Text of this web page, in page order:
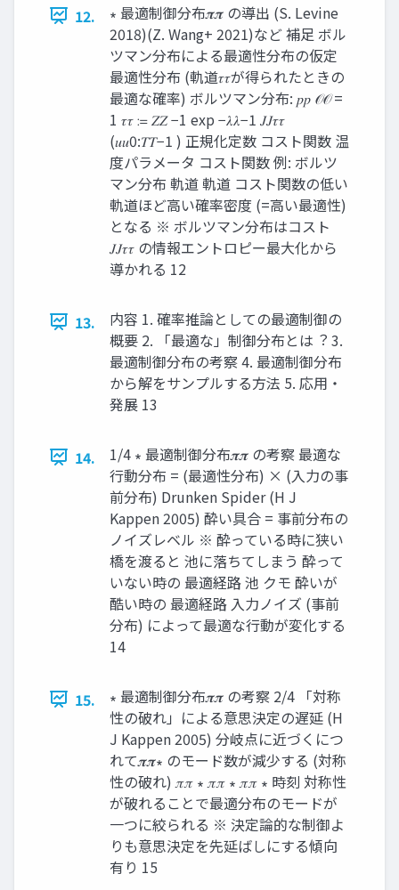
12.
∗ 最適制御分布𝝅𝝅 の導出 (S. Levine
2018)(Z. Wang+ 2021)など 補足 ボル
ツマン分布による最適性分布の仮定
最適性分布 (軌道𝜏𝜏が得られたときの
最適な確率) ボルツマン分布: 𝑝𝑝 𝒪𝒪 =
1 𝜏𝜏 ≔ 𝑍𝑍 −1 exp −𝜆𝜆−1 𝐽𝐽𝜏𝜏
(𝑢𝑢0:𝑇𝑇−1 ) 正規化定数 コスト関数 温
度パラメータ コスト関数 例: ボルツ
マン分布 軌道 軌道 コスト関数の低い
軌道ほど高い確率密度 (=高い最適性)
となる ※ ボルツマン分布はコスト
𝐽𝐽𝜏𝜏 の情報エントロピー最大化から
導かれる 12
13.
内容 1. 確率推論としての最適制御の
概要 2. 「最適な」制御分布とは︖ 3.
最適制御分布の考察 4. 最適制御分布
から解をサンプルする方法 5. 応用・
発展 13
14.
1/4 ∗ 最適制御分布𝝅𝝅 の考察 最適な
行動分布 = (最適性分布) × (入力の事
前分布) Drunken Spider (H J
Kappen 2005) 酔い具合 = 事前分布の
ノイズレベル ※ 酔っている時に狭い
橋を渡ると 池に落ちてしまう 酔って
いない時の 最適経路 池 クモ 酔いが
酷い時の 最適経路 入力ノイズ (事前
分布) によって最適な行動が変化する
14
15.
∗ 最適制御分布𝝅𝝅 の考察 2/4 「対称
性の破れ」による意思決定の遅延 (H
J Kappen 2005) 分岐点に近づくにつ
れて𝝅𝝅∗ のモード数が減少する (対称
性の破れ) 𝜋𝜋 ∗ 𝜋𝜋 ∗ 𝜋𝜋 ∗ 時刻 対称性
が破れることで最適分布のモードが
一つに絞られる ※ 決定論的な制御よ
りも意思決定を先延ばしにする傾向
有り 15